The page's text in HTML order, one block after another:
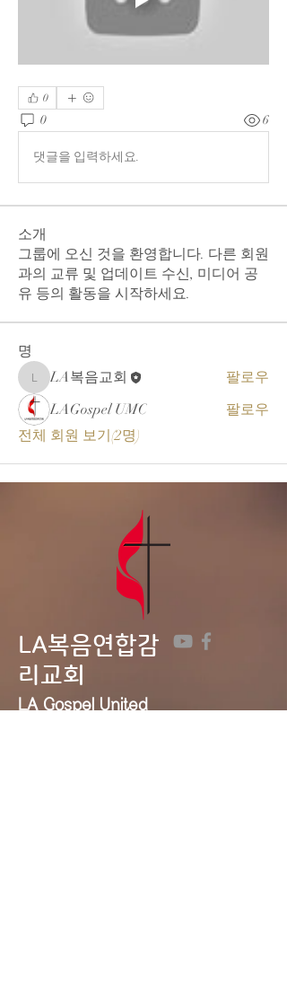
0
0 6
댓글을 입력하세요.
소개
그룹에 오신 것을 환영합니다. 다른 회원
과의 교류 및 업데이트 수신, 미디어 공
유 등의 활동을 시작하세요.
명
LA복음교회
LA복음교회
팔로우
LAGospel UMC
팔로우
전체 회원 보기(2명)
LA복음연합감
리교회
LA Gospel United